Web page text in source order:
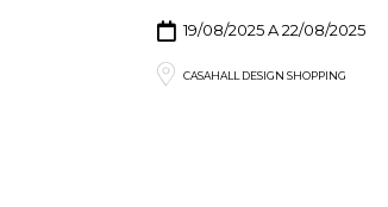
19/08/2025 A 22/08/2025
CASAHALL DESIGN SHOPPING